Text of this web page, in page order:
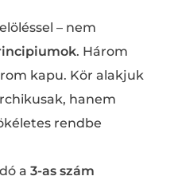
– nem
. Három
kapu. Kör alakjuk
hanem
rendbe
a 3-as szám